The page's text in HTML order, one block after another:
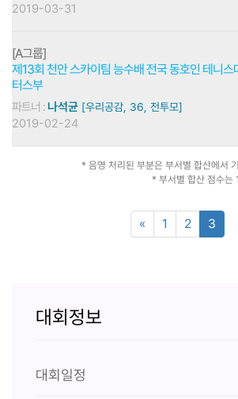
2019-03-31
[A그룹]
제13회 천안 스카이팀 능수배 전국 동호인 테니스
터스부
파트너 :나석균 [우리공감, 36, 전투모]
2019-02-24
* 음영 처리된 부분은 부서별 합산에서
* 부서별 합산 점수는
« 1 2 3
대회정보
대회일정